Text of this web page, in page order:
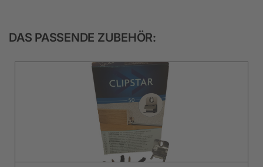
DAS PASSENDE ZUBEHÖR: